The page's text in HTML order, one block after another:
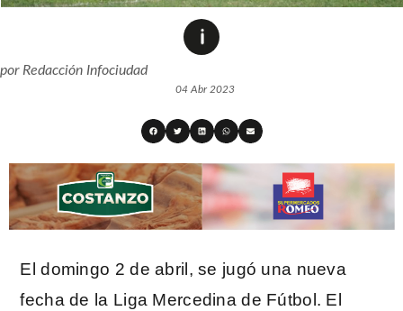
porRedacción Infociudad
04 Abr 2023
El domingo 2 de abril, se jugó una nueva
fecha de la Liga Mercedina de Fútbol. El